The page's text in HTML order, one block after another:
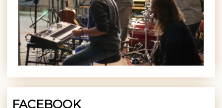
FACEBOOK